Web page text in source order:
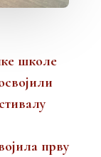
школе
прву